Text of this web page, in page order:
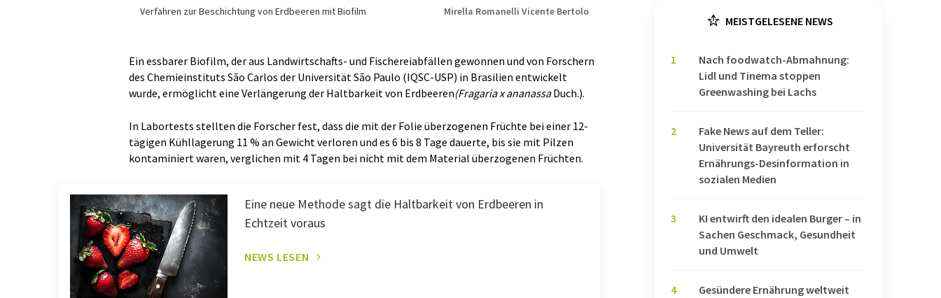
Verfahren zur Beschichtung von Erdbeeren mit Biofilm Mirella Romanelli Vicente Bertolo
Ein essbarer Biofilm, der aus Landwirtschafts- und Fischereiabfällen gewonnen und von Forschern
des Chemieinstituts São Carlos der Universität São Paulo (IQSC-USP) in Brasilien entwickelt
wurde, ermöglicht eine Verlängerung der Haltbarkeit von Erdbeeren(Fragaria x ananassaDuch.).
In Labortests stellten die Forscher fest, dass die mit der Folie überzogenen Früchte bei einer 12-
tägigen Kühllagerung 11 % an Gewicht verloren und es 6 bis 8 Tage dauerte, bis sie mit Pilzen
kontaminiert waren, verglichen mit 4 Tagen bei nicht mit dem Material überzogenen Früchten.
Eine neue Methode sagt die Haltbarkeit von Erdbeeren in
Echtzeit voraus
NEWS LESEN
MEISTGELESENE NEWS
1
Nach foodwatch-Abmahnung:
Lidl und Tinema stoppen
Greenwashing bei Lachs
2
Fake News auf dem Teller:
Universität Bayreuth erforscht
Ernährungs-Desinformation in
sozialen Medien
3
KI entwirft den idealen Burger – in
Sachen Geschmack, Gesundheit
und Umwelt
4
Gesündere Ernährung weltweit